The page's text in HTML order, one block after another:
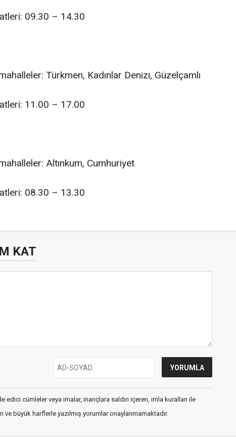
09.30 – 14.30
Türkmen, Kadınlar Denizi, Güzelçamlı
11.00 – 17.00
Altınkum, Cumhuriyet
08.30 – 13.30
KAT
edici cümleler veya imalar, inançlara saldırı içeren, imla kuralları ile
ve büyük harflerle yazılmış yorumlar onaylanmamaktadır.